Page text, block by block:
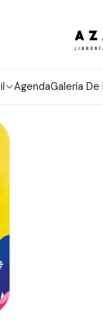
AgendaGalería